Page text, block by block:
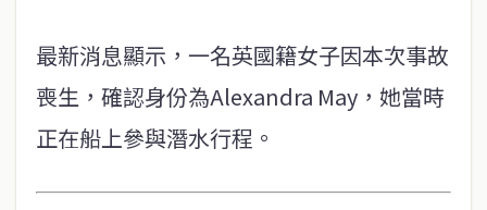
最新消息顯示，一名英國籍女子因本次事故
喪生，確認身份為Alexandra May，她當時
正在船上參與潛水行程。